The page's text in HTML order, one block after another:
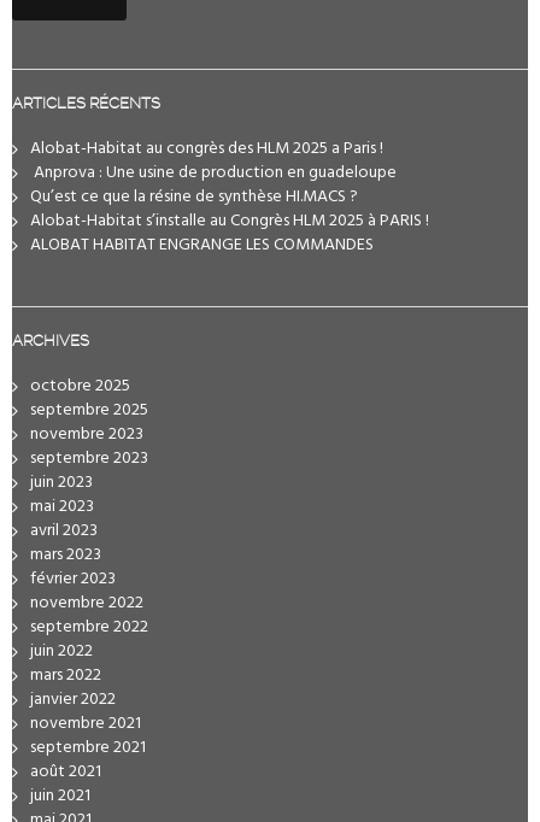
ARTICLES RÉCENTS
Alobat-Habitat au congrès des HLM 2025 a Paris !
️ Anprova : Une usine de production en guadeloupe
Qu’est ce que la résine de synthèse HI.MACS ?
Alobat-Habitat s’installe au Congrès HLM 2025 à PARIS !
ALOBAT HABITAT ENGRANGE LES COMMANDES
ARCHIVES
octobre 2025
septembre 2025
novembre 2023
septembre 2023
juin 2023
mai 2023
avril 2023
mars 2023
février 2023
novembre 2022
septembre 2022
juin 2022
mars 2022
janvier 2022
novembre 2021
septembre 2021
août 2021
juin 2021